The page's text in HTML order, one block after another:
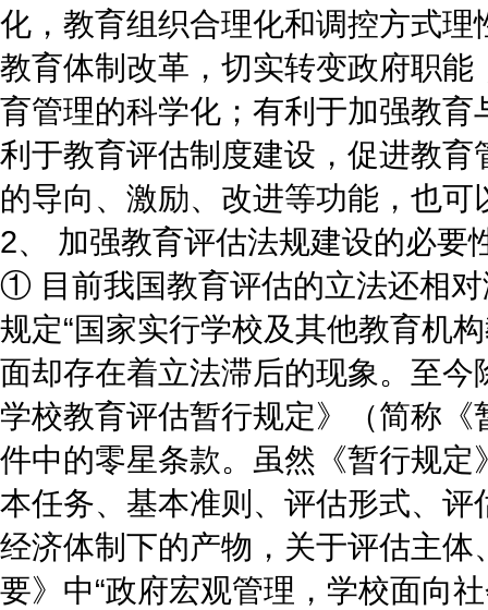
化，教育组织合理化和调控方式
教育体制改革，切实转变政府职
育管理的科学化；有利于加强教
利于教育评估制度建设，促进教
的导向、激励、改进等功能，也
2、 加强教育评估法规建设的必要
① 目前我国教育评估的立法还相
规定“国家实行学校及其他教育机
面却存在着立法滞后的现象。至
学校教育评估暂行规定》（简称
件中的零星条款。虽然《暂行规
本任务、基本准则、评估形式、
经济体制下的产物，关于评估主
要》中“政府宏观管理，学校面向